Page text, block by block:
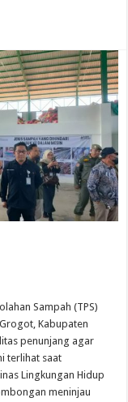
Sampah (TPS)
Kabupaten
penunjang agar
terlihat saat
Lingkungan Hidup
meninjau